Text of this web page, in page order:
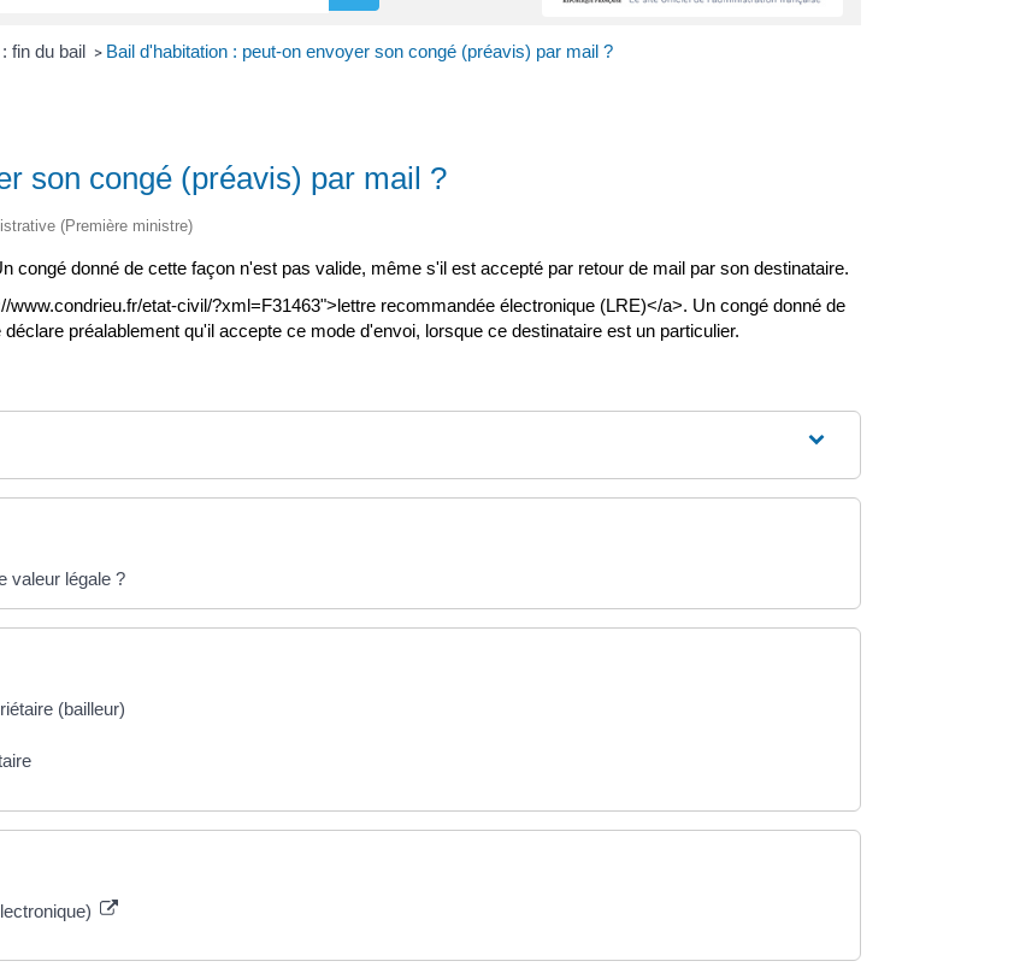
fin du bail > Bail d'habitation : peut-on envoyer son congé (préavis) par mail ?
son congé (préavis) par mail ?
(Première ministre)
congé donné de cette façon n'est pas valide, même s'il est accepté par retour de mail par son destinataire.
etat-civil/?xml=F31463">lettre recommandée électronique (LRE)</a>. Un congé donné de
préalablement qu'il accepte ce mode d'envoi, lorsque ce destinataire est un particulier.
valeur légale ?
(bailleur)